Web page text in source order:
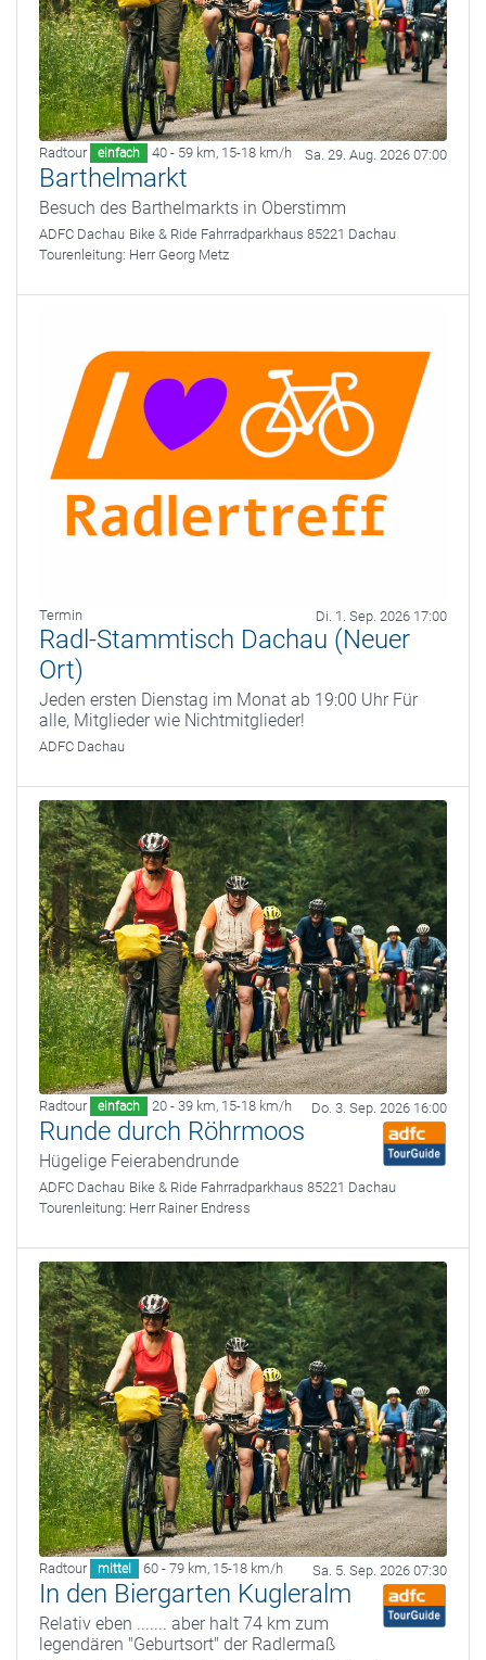
Radtour einfach 40 - 59 km, 15-18 km/h Sa. 29. Aug. 2026 07:00
Barthelmarkt
Besuch des Barthelmarkts in Oberstimm
ADFC Dachau Bike & Ride Fahrradparkhaus 85221 Dachau
Tourenleitung: Herr Georg Metz
Termin Di. 1. Sep. 2026 17:00
Radl-Stammtisch Dachau (Neuer
Ort)
Jeden ersten Dienstag im Monat ab 19:00 Uhr Für
alle, Mitglieder wie Nichtmitglieder!
ADFC Dachau
Radtour einfach 20 - 39 km, 15-18 km/h Do. 3. Sep. 2026 16:00
Runde durch Röhrmoos
Hügelige Feierabendrunde
ADFC Dachau Bike & Ride Fahrradparkhaus 85221 Dachau
Tourenleitung: Herr Rainer Endress
Radtour mittel 60 - 79 km, 15-18 km/h Sa. 5. Sep. 2026 07:30
In den Biergarten Kugleralm
Relativ eben ....... aber halt 74 km zum
legendären "Geburtsort" der Radlermaß